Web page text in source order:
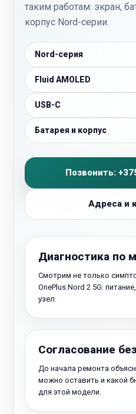
таким работам: экран,
корпус Nord-серии.
Nord-серия
Fluid AMOLED
USB-C
Батарея и корпус
Позвонить:
Адреса и
Диагностика по
Смотрим не только
OnePlus Nord 2 5G:
узел.
Согласование
До начала ремонта
можно оставить и какой
для этой модели.